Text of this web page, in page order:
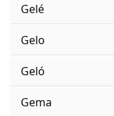
Gelé
Gelo
Geló
Gema